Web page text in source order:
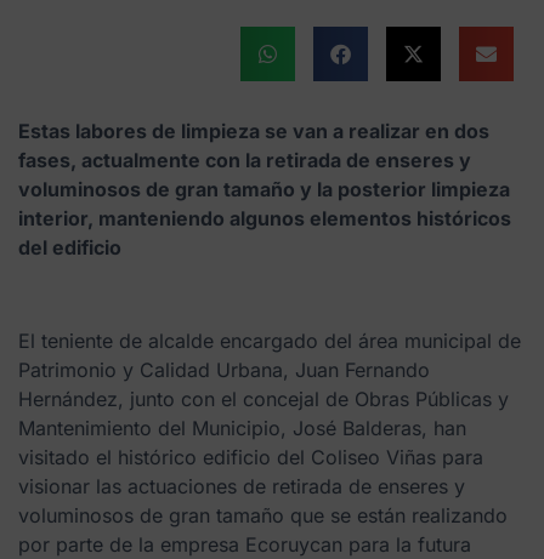
Estas labores de limpieza se van a realizar en dos
fases, actualmente con la retirada de enseres y
voluminosos de gran tamaño y la posterior limpieza
interior, manteniendo algunos elementos históricos
del edificio
El teniente de alcalde encargado del área municipal de
Patrimonio y Calidad Urbana, Juan Fernando
Hernández, junto con el concejal de Obras Públicas y
Mantenimiento del Municipio, José Balderas, han
visitado el histórico edificio del Coliseo Viñas para
visionar las actuaciones de retirada de enseres y
voluminosos de gran tamaño que se están realizando
por parte de la empresa Ecoruycan para la futura